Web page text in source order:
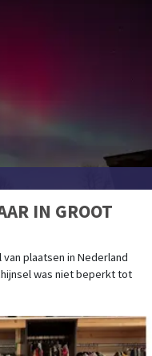
IN GROOT
van plaatsen in Nederland
was niet beperkt tot